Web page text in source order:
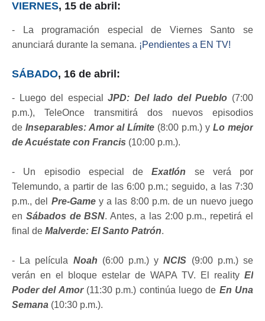
VIERNES, 15 de abril:
- La programación especial de Viernes Santo se
anunciará durante la semana. ¡Pendientes a EN TV!
SÁBADO, 16 de abril:
- Luego del especialJPD: Del lado del Pueblo (7:00
p.m.), TeleOnce transmitirá dos nuevos episodios
de Inseparables: Amor al Límite (8:00 p.m.) y Lo mejor
de Acuéstate con Francis (10:00 p.m.).
- Un episodio especial deExatlón se verá por
Telemundo, a partir de las 6:00 p.m.; seguido, a las 7:30
p.m., del Pre-Gamey a las 8:00 p.m. de un nuevo juego
en Sábados de BSN. Antes, a las 2:00 p.m., repetirá el
final de Malverde: El Santo Patrón.
- La película Noah (6:00 p.m.) yNCIS (9:00 p.m.) se
verán en el bloque estelar de WAPA TV. El reality El
Poder del Amor(11:30 p.m.) continúa luego de En Una
Semana (10:30 p.m.).